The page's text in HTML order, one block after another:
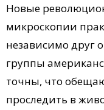
Новые
микроскопии
независимо друг
группы
точны, что
проследить в